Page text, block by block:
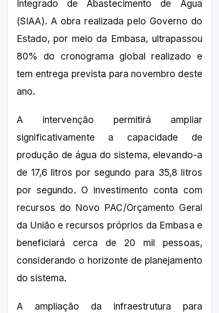
Integrado de Abastecimento de Água
(SIAA). A obra realizada pelo Governo do
Estado, por meio da Embasa, ultrapassou
80% do cronograma global realizado e
tem entrega prevista para novembro deste
ano.
A intervenção permitirá ampliar
significativamente a capacidade de
produção de água do sistema, elevando-a
de 17,6 litros por segundo para 35,8 litros
por segundo. O investimento conta com
recursos do Novo PAC/Orçamento Geral
da União e recursos próprios da Embasa e
beneficiará cerca de 20 mil pessoas,
considerando o horizonte de planejamento
do sistema.
A ampliação da infraestrutura para